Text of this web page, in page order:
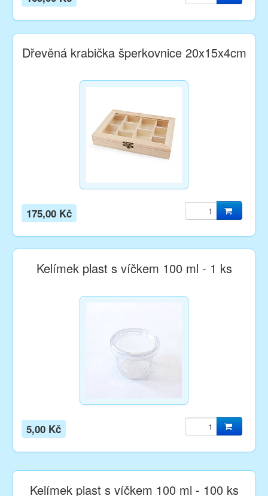
Dřevěná krabička šperkovnice 20x15x4cm
175,00 Kč
Kelímek plast s víčkem 100 ml - 1 ks
5,00 Kč
Kelímek plast s víčkem 100 ml - 100 ks